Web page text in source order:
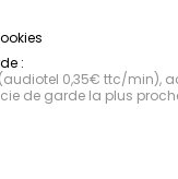
:
0,35€ ttc/min),
de garde la plus